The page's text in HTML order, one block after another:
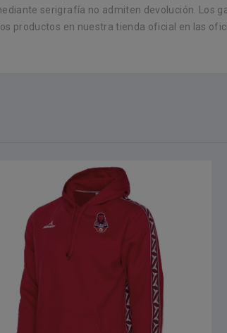
serigrafía no admiten devolución. Los
productos en nuestra tienda oficial en las